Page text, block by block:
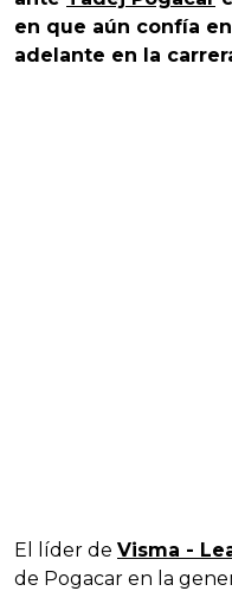
en que aún confía
adelante en la
El líder de Visma -
de Pogacar en la